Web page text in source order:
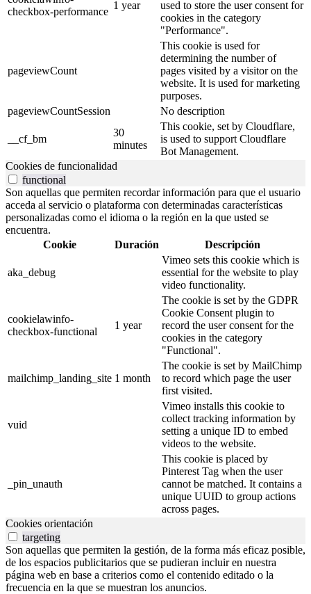
checkbox-performance
1 year
used to store the user consent for
cookies in the category
"Performance".
pageviewCount
This cookie is used for
determining the number of
pages visited by a visitor on the
website. It is used for marketing
purposes.
pageviewCountSession
No description
__cf_bm
30
minutes
This cookie, set by Cloudflare,
is used to support Cloudflare
Bot Management.
Cookies de funcionalidad
functional
Son aquellas que permiten recordar información para que el usuario
acceda al servicio o plataforma con determinadas características
personalizadas como el idioma o la región en la que usted se
encuentra.
Cookie
Duración Descripción
aka_debug
Vimeo sets this cookie which is
essential for the website to play
video functionality.
cookielawinfo-
checkbox-functional
1 year
The cookie is set by the GDPR
Cookie Consent plugin to
record the user consent for the
cookies in the category
"Functional".
mailchimp_landing_site 1 month
The cookie is set by MailChimp
to record which page the user
first visited.
vuid
Vimeo installs this cookie to
collect tracking information by
setting a unique ID to embed
videos to the website.
_pin_unauth
This cookie is placed by
Pinterest Tag when the user
cannot be matched. It contains a
unique UUID to group actions
across pages.
Cookies orientación
targeting
Son aquellas que permiten la gestión, de la forma más eficaz posible,
de los espacios publicitarios que se pudieran incluir en nuestra
página web en base a criterios como el contenido editado o la
frecuencia en la que se muestran los anuncios.